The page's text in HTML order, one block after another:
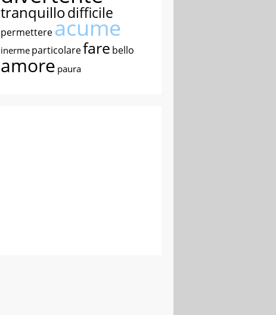
tranquillodifficile
permettereacume
inerme particolarefare bello
amore paura